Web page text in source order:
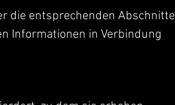
die entsprechenden Abschnitte
Informationen in Verbindung